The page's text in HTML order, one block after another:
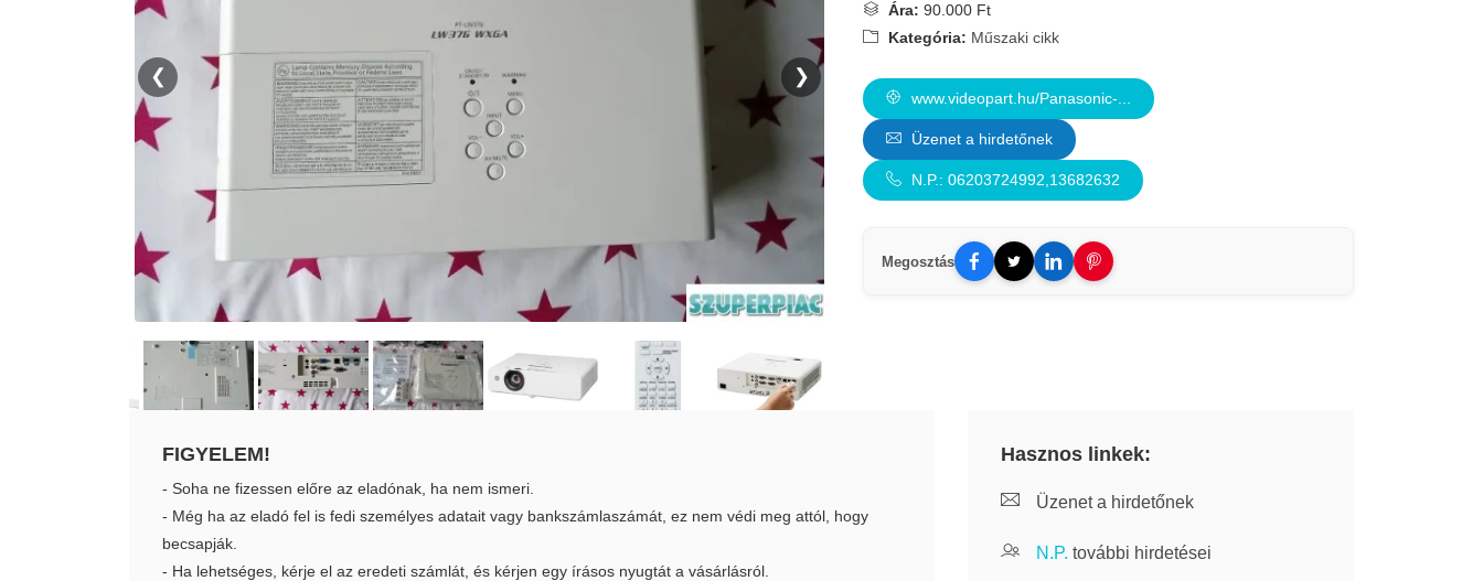
❮ ❯
Ára: 90.000 Ft
Kategória: Műszaki cikk
www.videopart.hu/Panasonic-...
Üzenet a hirdetőnek
N.P.: 06203724992,13682632
Megosztás
FIGYELEM!
- Soha ne fizessen előre az eladónak, ha nem ismeri.
- Még ha az eladó fel is fedi személyes adatait vagy bankszámlaszámát, ez nem védi meg attól, hogy
becsapják.
- Ha lehetséges, kérje el az eredeti számlát, és kérjen egy írásos nyugtát a vásárlásról.
Hasznos linkek:
Üzenet a hirdetőnek
N.P. további hirdetései